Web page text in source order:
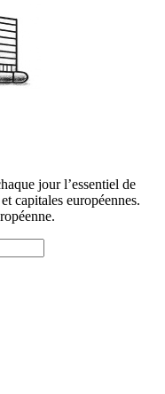
jour l’essentiel de
capitales européennes.